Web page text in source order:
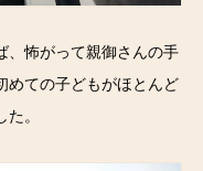
、怖がって親御さんの手
めての子どもがほとんど
。